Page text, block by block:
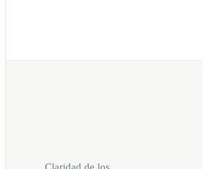
Claridad de los